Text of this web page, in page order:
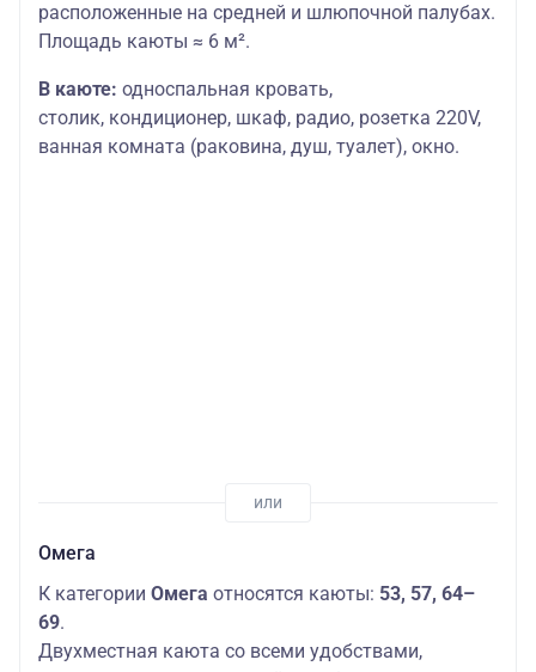
расположенные на средней и шлюпочной палубах.
Площадь каюты ≈ 6 м².
В каюте: односпальная кровать,
столик, кондиционер, шкаф, радио, розетка 220V,
ванная комната (раковина, душ, туалет), окно.
Омега
К категории Омега относятся каюты: 53, 57, 64–
69.
Двухместная каюта со всеми удобствами,